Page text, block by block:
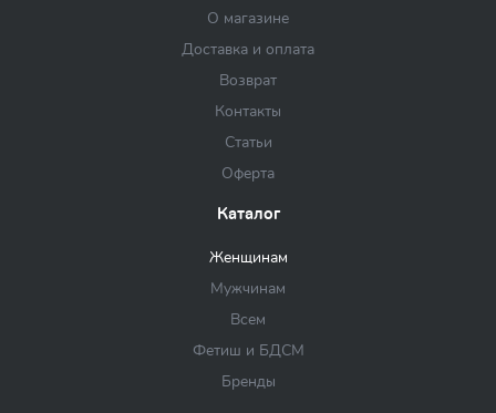
О магазине
Доставка и оплата
Возврат
Контакты
Статьи
Оферта
Каталог
Женщинам
Мужчинам
Всем
Фетиш и БДСМ
Бренды